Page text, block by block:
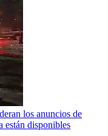
los anuncios de
están disponibles